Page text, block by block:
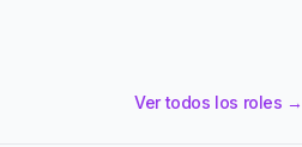
Ver todos los roles →